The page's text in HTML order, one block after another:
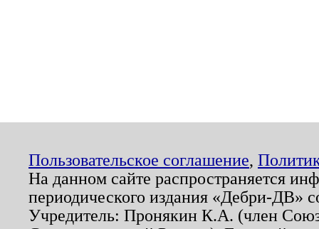
Пользовательское соглашение,
На данном сайте распространяется
периодического издания «Дебри-ДВ»
Учредитель: Пронякин К.А. (член